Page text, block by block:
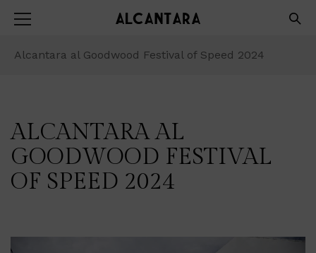
Alcantara al Goodwood Festival of Speed 2024
ALCANTARA AL
GOODWOOD FESTIVAL
OF SPEED 2024